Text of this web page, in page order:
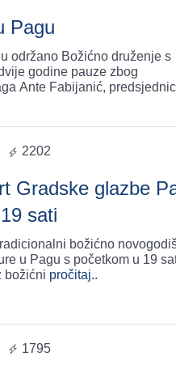
Pagu
održano Božićno druženje s
godine pauze zbog
Ante Fabijanić,
2202
Gradske glazbe
sati
božićno
u Pagu s početkom u 19
božićni pročitaj..
1795